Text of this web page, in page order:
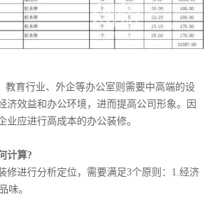
育行业、外企等办公室则需要中高端的设
济效益和办公环境，进而提高公司形象。因
业应进行高成本的办公装修。
计算?
进行分析定位，需要满足3个原则：1.经济
味。